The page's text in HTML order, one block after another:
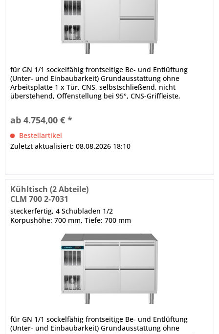
für GN 1/1 sockelfähig frontseitige Be- und Entlüftung
(Unter- und Einbaubarkeit) Grundausstattung ohne
Arbeitsplatte 1 x Tür, CNS, selbstschließend, nicht
überstehend, Offenstellung bei 95°, CNS-Griffleiste,
Kammer-Ballondichtung, CNS-Griffleiste abgerundete
Ecken,...
ab 4.754,00 € *
Bestellartikel
Zuletzt aktualisiert: 08.08.2026 18:10
Kühltisch (2 Abteile)
CLM 700 2-7031
steckerfertig, 4 Schubladen 1/2
Korpushöhe: 700 mm, Tiefe: 700 mm
für GN 1/1 sockelfähig frontseitige Be- und Entlüftung
(Unter- und Einbaubarkeit) Grundausstattung ohne